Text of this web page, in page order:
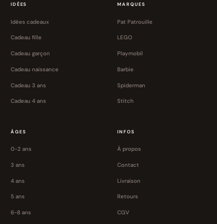
IDÉES
Idées cadeaux
Cadeau fille
Cadeau garçon
Cadeau naissance
Cadeau 3 ans
Cadeau 4 ans
MARQUES
Pat Patrouille
LEGO
Playmobil
Barbie
Spiderman
Stitch
ÂGES
0-2 ans
3 ans
4 ans
5 ans
6-8 ans
INFOS
À propos
Contact
Livraison
Retours
CGV